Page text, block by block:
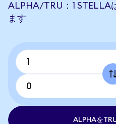
ALPHA/TRU：1 STELLA
ます
ALPHAを